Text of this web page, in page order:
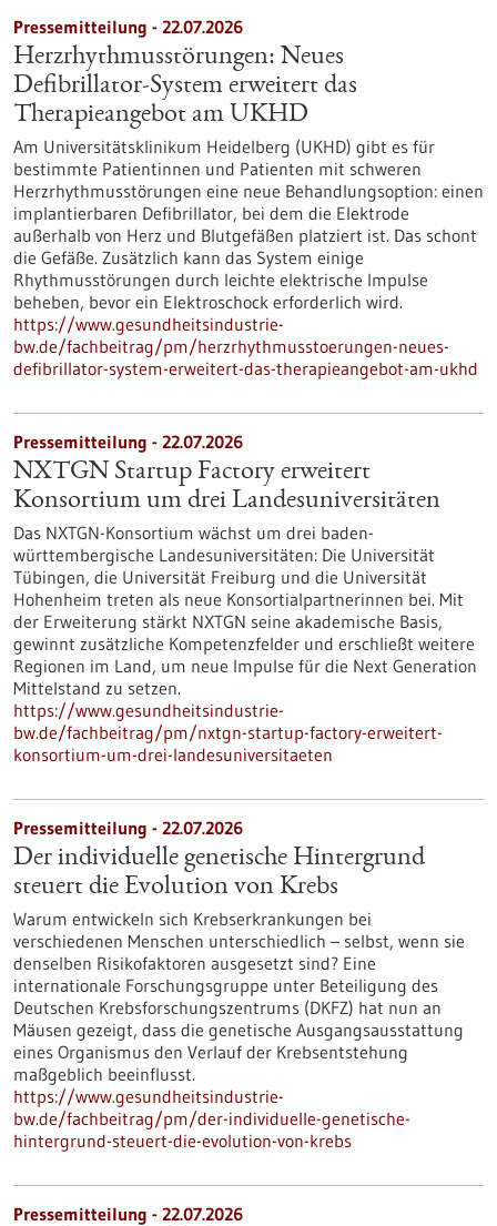
Pressemitteilung - 22.07.2026
Herzrhythmusstörungen: Neues
Defibrillator-System erweitert das
Therapieangebot am UKHD
Am Universitätsklinikum Heidelberg (UKHD) gibt es für
bestimmte Patientinnen und Patienten mit schweren
Herzrhythmusstörungen eine neue Behandlungsoption: einen
implantierbaren Defibrillator, bei dem die Elektrode
außerhalb von Herz und Blutgefäßen platziert ist. Das schont
die Gefäße. Zusätzlich kann das System einige
Rhythmusstörungen durch leichte elektrische Impulse
beheben, bevor ein Elektroschock erforderlich wird.
https://www.gesundheitsindustrie-
bw.de/fachbeitrag/pm/herzrhythmusstoerungen-neues-
defibrillator-system-erweitert-das-therapieangebot-am-ukhd
Pressemitteilung - 22.07.2026
NXTGN Startup Factory erweitert
Konsortium um drei Landesuniversitäten
Das NXTGN-Konsortium wächst um drei baden-
württembergische Landesuniversitäten: Die Universität
Tübingen, die Universität Freiburg und die Universität
Hohenheim treten als neue Konsortialpartnerinnen bei. Mit
der Erweiterung stärkt NXTGN seine akademische Basis,
gewinnt zusätzliche Kompetenzfelder und erschließt weitere
Regionen im Land, um neue Impulse für die Next Generation
Mittelstand zu setzen.
https://www.gesundheitsindustrie-
bw.de/fachbeitrag/pm/nxtgn-startup-factory-erweitert-
konsortium-um-drei-landesuniversitaeten
Pressemitteilung - 22.07.2026
Der individuelle genetische Hintergrund
steuert die Evolution von Krebs
Warum entwickeln sich Krebserkrankungen bei
verschiedenen Menschen unterschiedlich – selbst, wenn sie
denselben Risikofaktoren ausgesetzt sind? Eine
internationale Forschungsgruppe unter Beteiligung des
Deutschen Krebsforschungszentrums (DKFZ) hat nun an
Mäusen gezeigt, dass die genetische Ausgangsausstattung
eines Organismus den Verlauf der Krebsentstehung
maßgeblich beeinflusst.
https://www.gesundheitsindustrie-
bw.de/fachbeitrag/pm/der-individuelle-genetische-
hintergrund-steuert-die-evolution-von-krebs
Pressemitteilung - 22.07.2026